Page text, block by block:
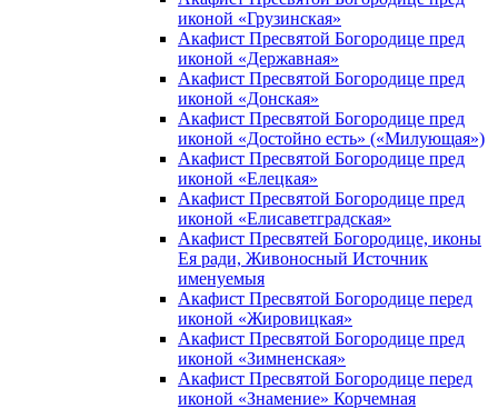
иконой «Грузинская»
Акафист Пресвятой Богородице пред
иконой «Державная»
Акафист Пресвятой Богородице пред
иконой «Донская»
Акафист Пресвятой Богородице пред
иконой «Достойно есть» («Милующая»)
Акафист Пресвятой Богородице пред
иконой «Елецкая»
Акафист Пресвятой Богородице пред
иконой «Елисаветградская»
Акафист Пресвятей Богородице, иконы
Ея ради, Живоносный Источник
именуемыя
Акафист Пресвятой Богородице перед
иконой «Жировицкая»
Акафист Пресвятой Богородице пред
иконой «Зимненская»
Акафист Пресвятой Богородице перед
иконой «Знамение» Корчемная